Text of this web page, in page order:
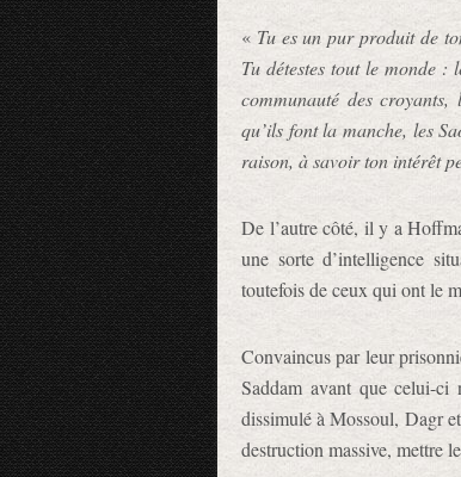
« Tu es un pur produit de
Tu détestes tout le monde
communauté des
qu’ils font la manche, les
raison, à savoir ton intérêt
De l’autre côté, il y a
une sorte d’intelligence
toutefois de ceux qui ont le
Convaincus par leur
Saddam avant que celui-
dissimulé à Mossoul, Dagr
destruction massive, mettre